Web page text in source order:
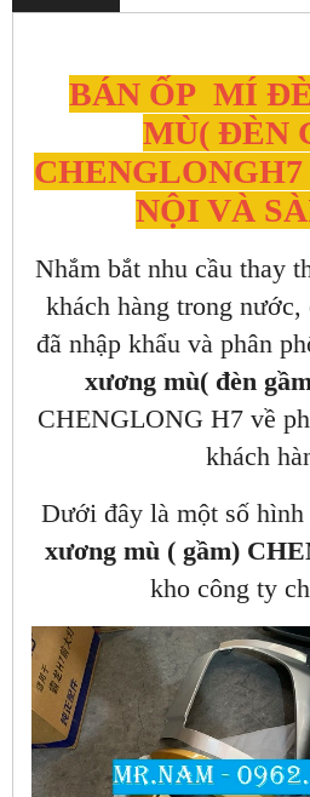
BÁN ỐP MÍ
MÙ( ĐÈN
NỘI VÀ
Nhắm bắt nhu cầu thay
khách hàng trong
đã nhập khẩu và phân
xương mù( đèn
CHENGLONG H7 về
khách
Dưới đây là một số hình
xương mù ( gầm)
kho công ty